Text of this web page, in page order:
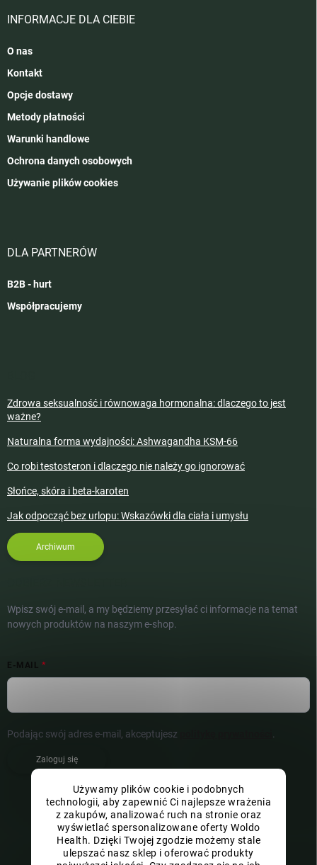
Używamy plików cookie i podobnych
technologii, aby zapewnić Ci najlepsze wrażenia
z zakupów, analizować ruch na stronie oraz
wyświetlać spersonalizowane oferty Woldo
Health. Dzięki Twojej zgodzie możemy stale
ulepszać nasz sklep i oferować produkty
INFORMACJE DLA CIEBIE
O nas
Kontakt
Opcje dostawy
Metody płatności
Warunki handlowe
Ochrona danych osobowych
Używanie plików cookies
DLA PARTNERÓW
B2B - hurt
Współpracujemy
Zdrowa seksualność i równowaga hormonalna: dlaczego to jest
ważne?
Naturalna forma wydajności: Ashwagandha KSM-66
Co robi testosteron i dlaczego nie należy go ignorować
Słońce, skóra i beta-karoten
Jak odpocząć bez urlopu: Wskazówki dla ciała i umysłu
Archiwum
Wpisz swój e-mail, a my będziemy przesyłać ci informacje na temat
nowych produktów na naszym e-shop.
E-MAIL
Podając swój adres e-mail, akceptujesz .
Zaloguj się